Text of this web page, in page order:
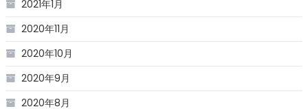
2021年1月
2020年11月
2020年10月
2020年9月
2020年8月